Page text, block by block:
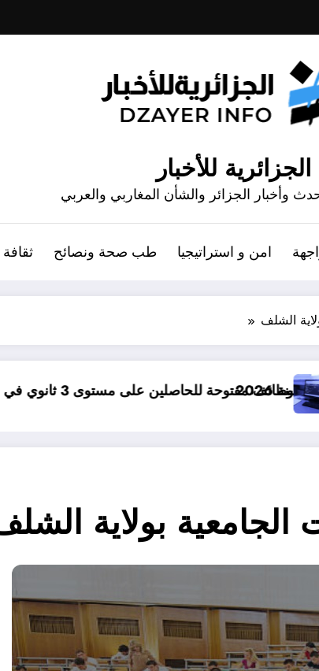
الجزائرية للأخبار
وأخبار الجزائر والشأن المغاربي والعربي
امن و استراتيجيا طب صحة ونصائح ثقافة
مفتوحة لاحصاب مستوى الثالثة ثانوي في الجزائر علاج الصلع